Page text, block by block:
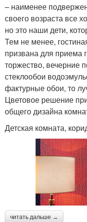
– наименее
своего возраста все
но это наши дети,
Тем не менее,
призвана для приема
торжество, вечерние
стеклообои
фактурные обои, то
Цветовое решение
общего дизайна
Детская комната,
читать дальше →